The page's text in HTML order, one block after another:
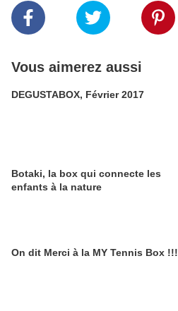
Vous aimerez aussi
DEGUSTABOX, Février 2017
Botaki, la box qui connecte les
enfants à la nature
On dit Merci à la MY Tennis Box !!!